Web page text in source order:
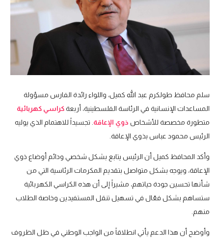
سلم محافظ طولكرم عبد الله كميل، واللواء رائدة الفارس مسؤولة
المساعدات الإنسانية في الرئاسة الفلسطينية، أربعةكراسي كهربائية
متطورة مخصصة للأشخاص ذوي الإعاقة . تجسيداً للاهتمام الذي يوليه
الرئيس محمود عباس بذوي الإعاقة.
وأكد المحافظ كميل أن الرئيس يتابع بشكل شخصي ودائم أوضاع ذوي
الإعاقة، ويوجه بشكل متواصل بتقديم المكرمات الرئاسية التي من
شأنها تحسين جودة حياتهم، مشيراً إلى أن هذه الكراسي الكهربائية
ستساهم بشكل فعّال في تسهيل تنقل المستفيدين وخاصة الطلاب
منهم.
وأوضح أن هذا الدعم يأتي انطلاقاً من الواجب الوطني في ظل الظروف